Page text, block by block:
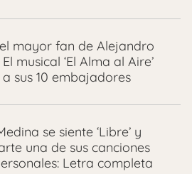
mayor fan de Alejandro
musical ‘El Alma al Aire’
sus 10 embajadores
se siente ‘Libre’ y
una de sus canciones
Letra completa